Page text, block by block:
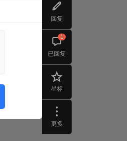
回复
已回复
1
星标
更多